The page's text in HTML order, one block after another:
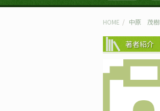
HOME 中原 茂樹
著者紹介